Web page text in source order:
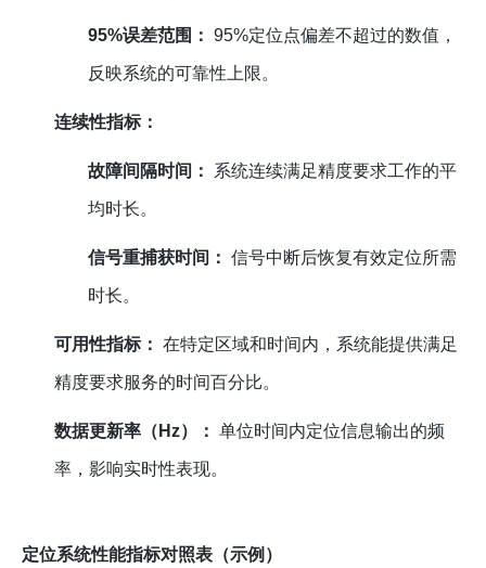
95%误差范围： 95%定位点偏差不超过的数值，
反映系统的可靠性上限。
连续性指标：
故障间隔时间： 系统连续满足精度要求工作的平
均时长。
信号重捕获时间： 信号中断后恢复有效定位所需
时长。
可用性指标： 在特定区域和时间内，系统能提供满足
精度要求服务的时间百分比。
数据更新率（Hz）： 单位时间内定位信息输出的频
率，影响实时性表现。
定位系统性能指标对照表（示例）